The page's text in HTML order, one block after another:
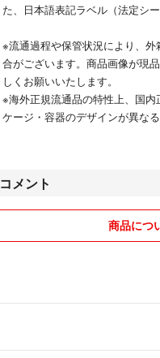
た、日本語表記ラベル（法定シ
※流通過程や保管状況により、
合がございます。商品画像が現
しくお願いいたします。
※海外正規流通品の特性上、国
ケージ・容器のデザインが異な
・状態に強いこだわりのある方
・ご不明点がございましたら、
願いいたします^ - ^
コメント
商品につ